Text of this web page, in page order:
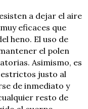
a dejar el aire
eficaces que
heno. El uso de
el polen
Asimismo, es
justo al
de inmediato y
resto de